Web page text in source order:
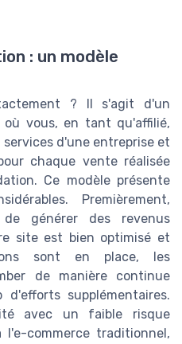
: un modèle
? Il s'agit d'un
où vous, en tant qu'affilié,
d'une entreprise et
chaque vente réalisée
Ce modèle présente
Premièrement,
générer des revenus
site est bien optimisé et
sont en place, les
de manière continue
d'efforts supplémentaires.
avec un faible risque
commerce traditionnel,